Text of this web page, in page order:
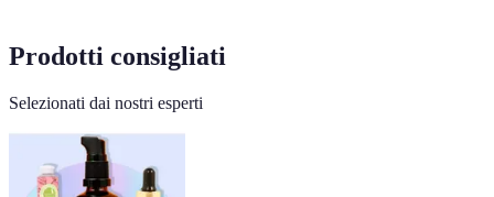
Prodotti consigliati
Selezionati dai nostri esperti